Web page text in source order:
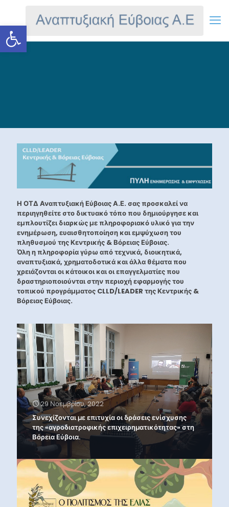
Ανοίξτε τη γραμμή εργαλείων
Η ΟΤΔ Αναπτυξιακή Εύβοιας Α.Ε. σας προσκαλεί να
περιηγηθείτε στο δικτυακό τόπο που δημιούργησε και
εμπλουτίζει διαρκώς με πληροφοριακό υλικό για την
ενημέρωση, ευαισθητοποίηση και εμψύχωση του
πληθυσμού της Κεντρικής & Βόρειας Εύβοιας.
Όλη η πληροφορία γύρω από τεχνικά, διοικητικά,
αναπτυξιακά, χρηματοδοτικά και άλλα θέματα που
χρειάζονται οι κάτοικοι και οι επαγγελματίες που
δραστηριοποιούνται στην περιοχή εφαρμογής του
τοπικού προγράμματος CLLD/LEADER της Κεντρικής &
Βόρειας Εύβοιας.
29 Νοεμβρίου, 2022
Συνεχίζονται με επιτυχία οι δράσεις ενίσχυσης
της «αγροδιατροφικής επιχειρηματικότητας» στη
Βόρεια Εύβοια.